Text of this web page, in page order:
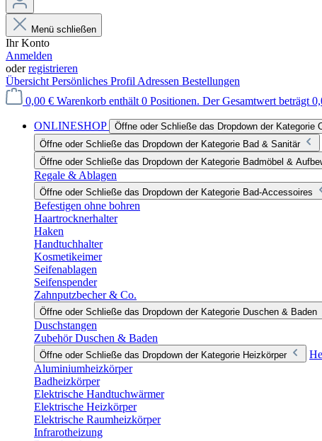
Menü schließen
Ihr Konto
Anmelden
oderregistrieren
Übersicht Persönliches Profil Adressen Bestellungen
0,00 € Warenkorb enthält 0 Positionen. Der Gesamtwert beträgt
ONLINESHOP
Öffne oder Schließe das Dropdown der Kategorie
Öffne oder Schließe das Dropdown der Kategorie Bad & Sanitär
Öffne oder Schließe das Dropdown der Kategorie Badmöbel &
Regale & Ablagen
Öffne oder Schließe das Dropdown der Kategorie Bad-Accessoires
Befestigen ohne bohren
Haartrocknerhalter
Haken
Handtuchhalter
Kosmetikeimer
Seifenablagen
Seifenspender
Zahnputzbecher & Co.
Öffne oder Schließe das Dropdown der Kategorie Duschen & Baden
Duschstangen
Zubehör Duschen & Baden
Öffne oder Schließe das Dropdown der Kategorie Heizkörper
Aluminiumheizkörper
Badheizkörper
Elektrische Handtuchwärmer
Elektrische Heizkörper
Elektrische Raumheizkörper
Infrarotheizung